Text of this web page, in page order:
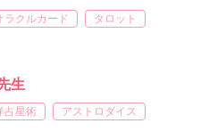
ラクルカード タロット
生
占星術 アストロダイス